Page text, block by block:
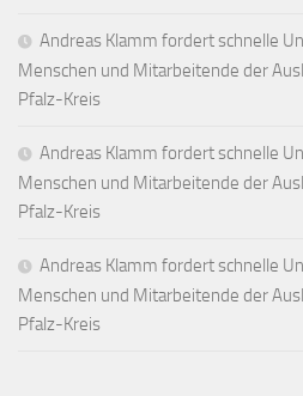
Andreas Klamm fordert schnelle
Menschen und Mitarbeitende der
Pfalz-Kreis
Andreas Klamm fordert schnelle
Menschen und Mitarbeitende der
Pfalz-Kreis
Andreas Klamm fordert schnelle
Menschen und Mitarbeitende der
Pfalz-Kreis